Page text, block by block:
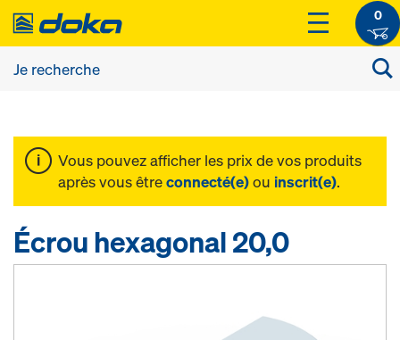
0
Vous pouvez afficher les prix de vos produits
après vous êtreconnecté(e)ou inscrit(e).
Écrou hexagonal 20,0